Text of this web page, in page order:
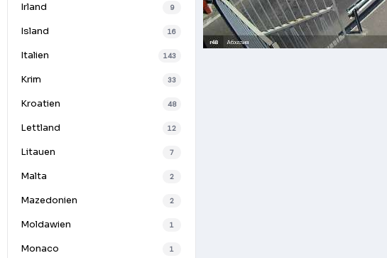
Irland 9
Island 16
Italien 143
Krim 33
Kroatien 48
Lettland 12
Litauen 7
Malta 2
Mazedonien 2
Moldawien 1
Monaco 1